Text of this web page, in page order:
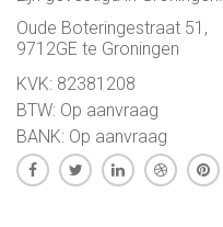
Oude Boteringestraat 51,
9712GE te Groningen
KVK: 82381208
BTW: Op aanvraag
BANK: Op aanvraag